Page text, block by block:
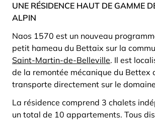
Où trouver les plus beaux spots de ski hors-
françaises ?
du soleil ? Vous snobez les pistes damées
grands espaces vierges de traces ? Vous faites
ces adeptes du ski hors-piste. Découvrez notre
mythiques où la poudreuse se mérite - et se
UNE RÉSIDENCE HAUT DE GAMME
ALPIN
Naos 1570 est un nouveau
petit hameau du Bettaix sur la
Saint-Martin-de-Belleville. Il est
de la remontée mécanique du Bettex
transporte directement sur le
La résidence comprend 3 chalets
un total de 10 appartements. Tous